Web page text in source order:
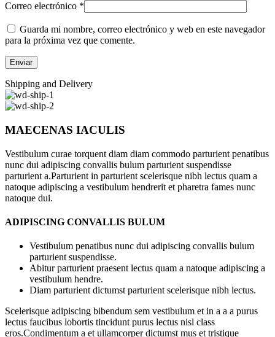
Correo electrónico *
Guarda mi nombre, correo electrónico y web en este navegador
para la próxima vez que comente.
Shipping and Delivery
MAECENAS IACULIS
Vestibulum curae torquent diam diam commodo parturient penatibus
nunc dui adipiscing convallis bulum parturient suspendisse
parturient a.Parturient in parturient scelerisque nibh lectus quam a
natoque adipiscing a vestibulum hendrerit et pharetra fames nunc
natoque dui.
ADIPISCING CONVALLIS BULUM
Vestibulum penatibus nunc dui adipiscing convallis bulum
parturient suspendisse.
Abitur parturient praesent lectus quam a natoque adipiscing a
vestibulum hendre.
Diam parturient dictumst parturient scelerisque nibh lectus.
Scelerisque adipiscing bibendum sem vestibulum et in a a a purus
lectus faucibus lobortis tincidunt purus lectus nisl class
eros.Condimentum a et ullamcorper dictumst mus et tristique